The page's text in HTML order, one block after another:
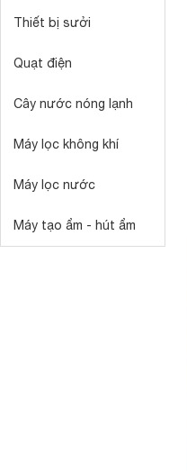
Thiết bị sưởi
Quạt điện
Cây nước nóng lạnh
Máy lọc không khí
Máy lọc nước
Máy tạo ẩm - hút ẩm